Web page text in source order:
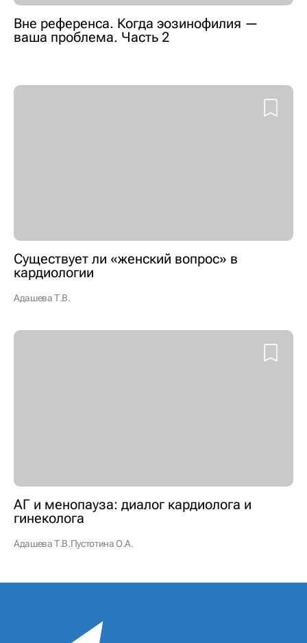
Вне референса. Когда эозинофилия —
ваша проблема. Часть 2
Существует ли «женский вопрос» в
кардиологии
Адашева Т.В.
АГ и менопауза: диалог кардиолога и
гинеколога
Адашева Т.В.Пустотина О.А.